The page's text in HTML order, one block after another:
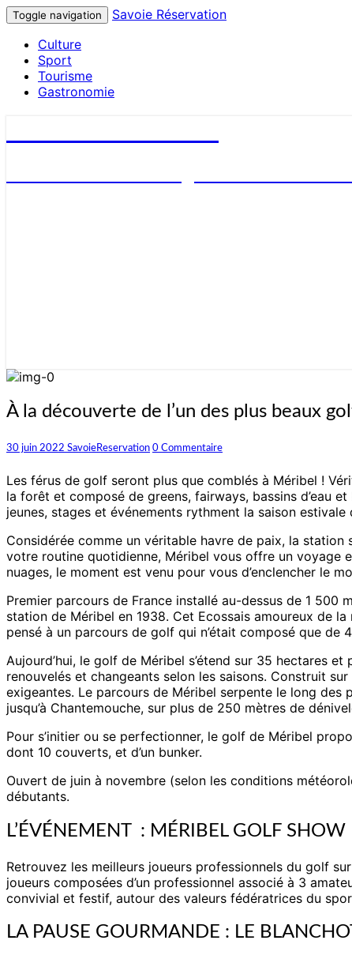
Toggle navigation
Savoie Réservation
Culture
Sport
Tourisme
Gastronomie
À
découverte
de
des
plus
beaux
golfs
de
montagne
À la découverte de l’un des plus beaux
30 juin 2022 SavoieReservation Commentaires
0 Commentaire
Les férus de golf seront plus que comblés à Méribel !
la forêt et composé de greens, fairways, bassins d’eau
jeunes, stages et événements rythment la saison
Considérée comme un véritable havre de paix, la
votre routine quotidienne, Méribel vous offre un voyage
nuages, le moment est venu pour vous d’enclencher le
Premier parcours de France installé au-dessus de 1 500
station de Méribel en 1938. Cet Ecossais amoureux de
pensé à un parcours de golf qui n’était composé que de
Aujourd’hui, le golf de Méribel s’étend sur 35 hectares
renouvelés et changeants selon les saisons. Construit
exigeantes. Le parcours de Méribel serpente le long des
jusqu’à Chantemouche, sur plus de 250 mètres de
Pour s’initier ou se perfectionner, le golf de Méribel
dont 10 couverts, et d’un bunker.
Ouvert de juin à novembre (selon les conditions
débutants.
L’ÉVÉNEMENT : MÉRIBEL GOLF
Retrouvez les meilleurs joueurs professionnels du golf
joueurs composées d’un professionnel associé à 3
convivial et festif, autour des valeurs fédératrices du
LA PAUSE GOURMANDE : LE BLANCHOT